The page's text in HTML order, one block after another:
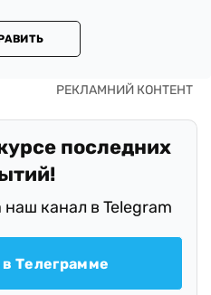
последних
канал в Telegram
Телеграмме